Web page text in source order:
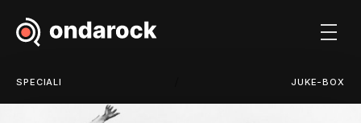
SPECIALI JUKE-BOX